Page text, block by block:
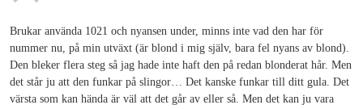
Brukar använda 1021 och nyansen under, minns inte vad den har för
nummer nu, på min utväxt (är blond i mig själv, bara fel nyans av blond).
Den bleker flera steg så jag hade inte haft den på redan blonderat hår. Men
det står ju att den funkar på slingor… Det kanske funkar till ditt gula. Det
värsta som kan hända är väl att det går av eller så. Men det kan ju vara